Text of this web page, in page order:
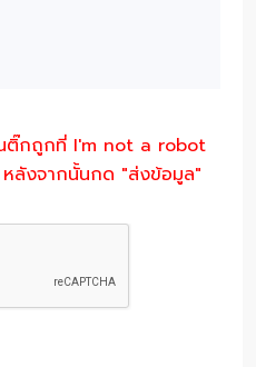
ติ๊กถูกที่ I'm not a robot
หลังจากนั้นกด "ส่งข้อมูล"